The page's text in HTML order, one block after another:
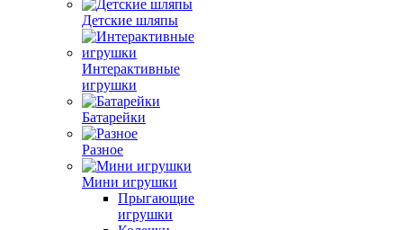
Детские шляпы
Интерактивные
игрушки
Батарейки
Разное
Мини игрушки
Прыгающие
игрушки